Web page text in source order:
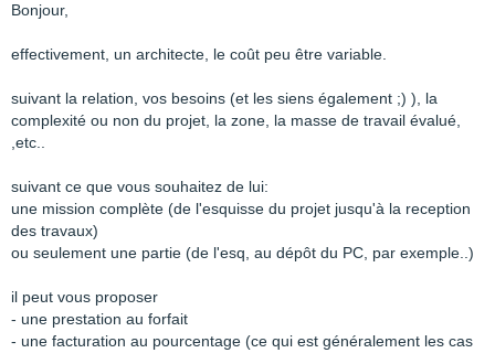
Bonjour,
effectivement, un architecte, le coût peu être variable.
suivant la relation, vos besoins (et les siens également ;) ), la
complexité ou non du projet, la zone, la masse de travail évalué,
,etc..
suivant ce que vous souhaitez de lui:
une mission complète (de l'esquisse du projet jusqu'à la reception
des travaux)
ou seulement une partie (de l'esq, au dépôt du PC, par exemple..)
il peut vous proposer
- une prestation au forfait
- une facturation au pourcentage (ce qui est généralement les cas